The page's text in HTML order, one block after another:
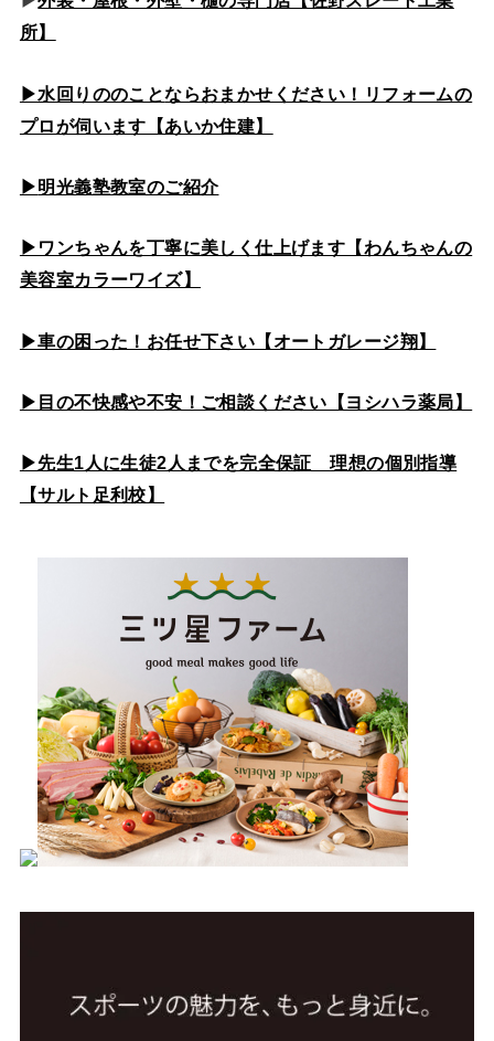
所】
▶水回りののことならおまかせください！リフォームの
プロが伺います【あいか住建】
▶明光義塾教室のご紹介
▶ワンちゃんを丁寧に美しく仕上げます【わんちゃんの
美容室カラーワイズ】
▶車の困った！お任せ下さい【オートガレージ翔】
▶目の不快感や不安！ご相談ください【ヨシハラ薬局】
▶先生1人に生徒2人までを完全保証 理想の個別指導
【サルト足利校】